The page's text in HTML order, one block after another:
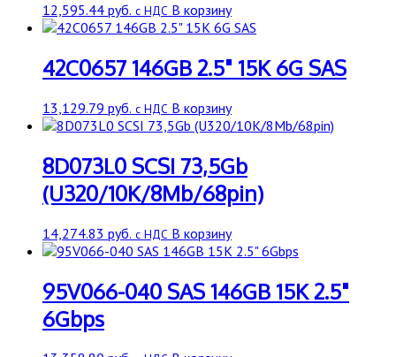
12,595.44 руб. с НДС В корзину
42C0657 146GB 2.5" 15K 6G SAS
13,129.79 руб. с НДС В корзину
8D073L0 SCSI 73,5Gb
(U320/10K/8Mb/68pin)
14,274.83 руб. с НДС В корзину
95V066-040 SAS 146GB 15K 2.5"
6Gbps